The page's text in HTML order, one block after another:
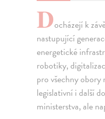
Docházejí k
nastupující
energetické
robotiky,
pro všechny
legislativní i další
ministerstva, ale